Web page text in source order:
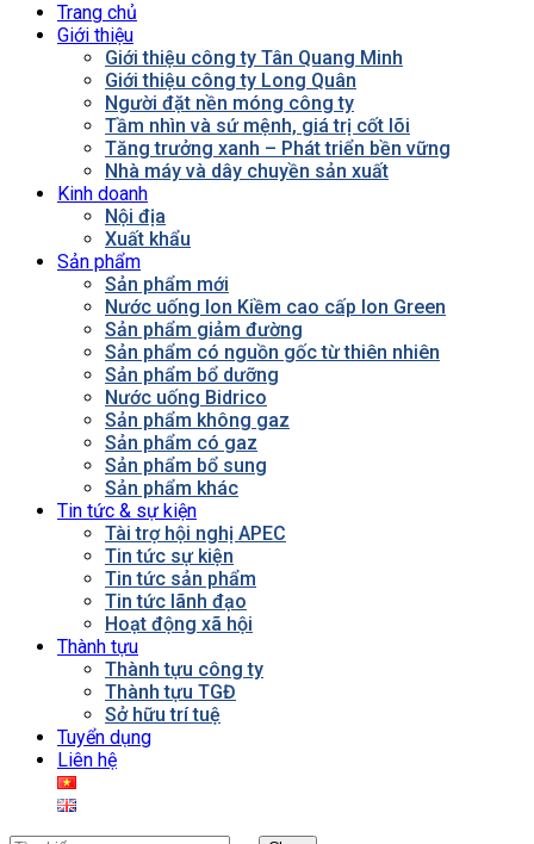
Trang chủ
Giới thiệu
Giới thiệu công ty Tân Quang Minh
Giới thiệu công ty Long Quân
Người đặt nền móng công ty
Tầm nhìn và sứ mệnh, giá trị cốt lõi
Tăng trưởng xanh – Phát triển bền vững
Nhà máy và dây chuyền sản xuất
Kinh doanh
Nội địa
Xuất khẩu
Sản phẩm
Sản phẩm mới
Nước uống Ion Kiềm cao cấp Ion Green
Sản phẩm giảm đường
Sản phẩm có nguồn gốc từ thiên nhiên
Sản phẩm bổ dưỡng
Nước uống Bidrico
Sản phẩm không gaz
Sản phẩm có gaz
Sản phẩm bổ sung
Sản phẩm khác
Tin tức & sự kiện
Tài trợ hội nghị APEC
Tin tức sự kiện
Tin tức sản phẩm
Tin tức lãnh đạo
Hoạt động xã hội
Thành tựu
Thành tựu công ty
Thành tựu TGĐ
Sở hữu trí tuệ
Tuyển dụng
Liên hệ